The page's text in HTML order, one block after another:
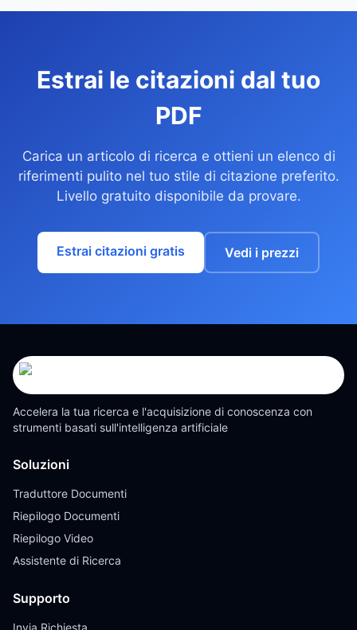
Estrai le citazioni dal tuo
PDF
Carica un articolo di ricerca e ottieni un elenco di
riferimenti pulito nel tuo stile di citazione preferito.
Livello gratuito disponibile da provare.
Estrai citazioni gratis Vedi i prezzi
Accelera la tua ricerca e l'acquisizione di conoscenza con
strumenti basati sull'intelligenza artificiale
Soluzioni
Traduttore Documenti
Riepilogo Documenti
Riepilogo Video
Assistente di Ricerca
Supporto
Invia Richiesta